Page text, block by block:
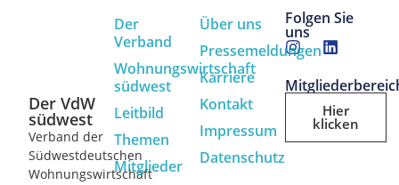
Der VdW
südwest
Verband der
Südwestdeutschen
Wohnungswirtschaft
Der
Verband
Wohnungswirtschaft
südwest
Leitbild
Themen
Mitglieder
Über uns
Pressemeldungen
Karriere
Kontakt
Impressum
Datenschutz
Folgen Sie
uns
Hier
klicken